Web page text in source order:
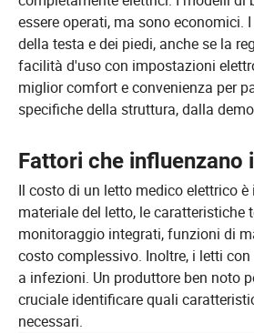
essere operati, ma sono
della testa e dei piedi, anche se la
facilità d'uso con impostazioni
miglior comfort e convenienza per
specifiche della struttura, dalla
Fattori che
Il costo di un letto medico elettrico
materiale del letto, le
monitoraggio integrati, funzioni di
costo complessivo. Inoltre, i letti
a infezioni. Un produttore ben noto
cruciale identificare quali
necessari.